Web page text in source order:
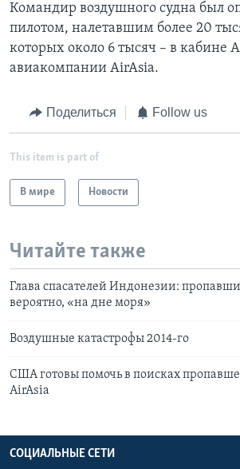
Командир воздушного судна был
пилотом, налетавшим более 20
которых около 6 тысяч – в кабине
авиакомпании AirAsia.
Поделиться Follow us
This item is part of
В мире Новости
Читайте также
Глава спасателей Индонезии:
вероятно, «на дне моря»
Воздушные катастрофы 2014-го
США готовы помочь в поисках
AirAsia
СОЦИАЛЬНЫЕ СЕТИ